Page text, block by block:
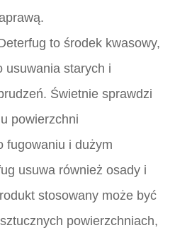
to środek kwasowy,
usuwania starych i
Świetnie sprawdzi
powierzchni
fugowaniu i dużym
usuwa również osady i
stosowany może być
powierzchniach,